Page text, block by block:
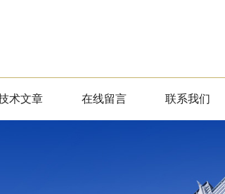
术文章 在线留言 联系我们